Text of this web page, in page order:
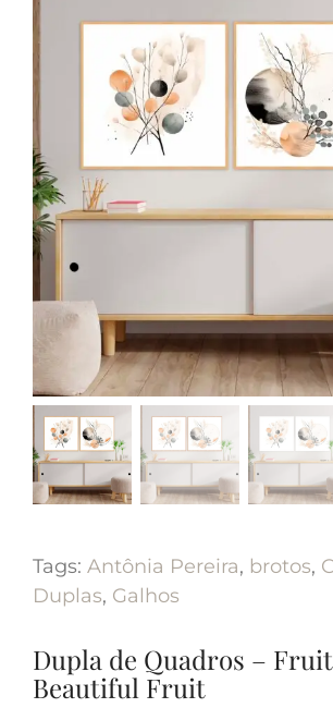
Tags: Antônia Pereira, brotos,
Duplas, Galhos
Dupla de Quadros –
Beautiful Fruit